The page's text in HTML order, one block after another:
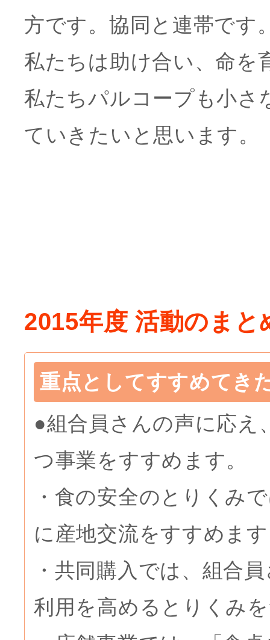
方です。協同と連帯です
私たちは助け合い、命を
私たちパルコープも小さ
ていきたいと思います。
2015年度 活動のまと
重点としてすすめてき
●組合員さんの声に応え
つ事業をすすめます。
・食の安全のとりくみ
に産地交流をすすめま
・共同購入では、組合
利用を高めるとりくみ